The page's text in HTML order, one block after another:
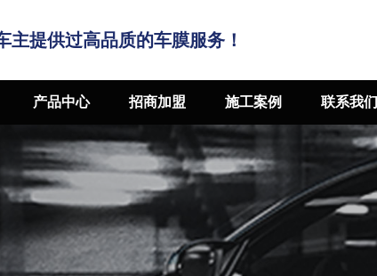
主提供过高品质的车膜服务！
产品中心 招商加盟 施工案例 联系我们